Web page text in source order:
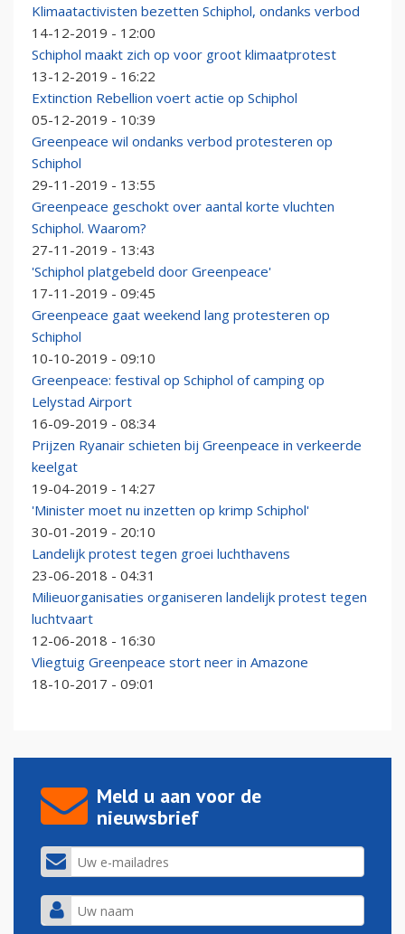
Klimaatactivisten bezetten Schiphol, ondanks verbod
14-12-2019 - 12:00
Schiphol maakt zich op voor groot klimaatprotest
13-12-2019 - 16:22
Extinction Rebellion voert actie op Schiphol
05-12-2019 - 10:39
Greenpeace wil ondanks verbod protesteren op
Schiphol
29-11-2019 - 13:55
Greenpeace geschokt over aantal korte vluchten
Schiphol. Waarom?
27-11-2019 - 13:43
'Schiphol platgebeld door Greenpeace'
17-11-2019 - 09:45
Greenpeace gaat weekend lang protesteren op
Schiphol
10-10-2019 - 09:10
Greenpeace: festival op Schiphol of camping op
Lelystad Airport
16-09-2019 - 08:34
Prijzen Ryanair schieten bij Greenpeace in verkeerde
keelgat
19-04-2019 - 14:27
'Minister moet nu inzetten op krimp Schiphol'
30-01-2019 - 20:10
Landelijk protest tegen groei luchthavens
23-06-2018 - 04:31
Milieuorganisaties organiseren landelijk protest tegen
luchtvaart
12-06-2018 - 16:30
Vliegtuig Greenpeace stort neer in Amazone
18-10-2017 - 09:01
Meld u aan voor de
nieuwsbrief